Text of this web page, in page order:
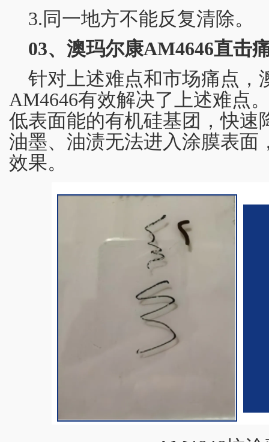
3.同一地方不能反复清除。
03、澳玛尔康AM4646直击
针对上述难点和市场痛点，
AM4646有效解决了上述难点
低表面能的有机硅基团，快速
油墨、油渍无法进入涂膜表面
效果。